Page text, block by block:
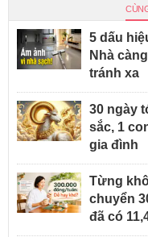
5 dấu
Nhà
tránh xa
30 ngày
sắc, 1
gia đình
Từng
chuyển
đã có